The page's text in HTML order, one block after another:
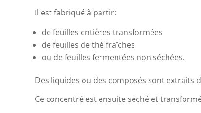
Il est fabriqué à partir:
de feuilles entières transformées
de feuilles de thé fraîches
ou de feuilles fermentées non séchées.
Des liquides ou des composés sont extraits
Ce concentré est ensuite séché et